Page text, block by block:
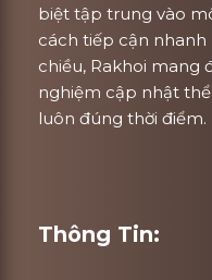
biệt tập trung vào
cách tiếp cận nhanh
chiều, Rakhoi mang
nghiệm cập nhật
luôn đúng thời điểm.
Thông Tin: